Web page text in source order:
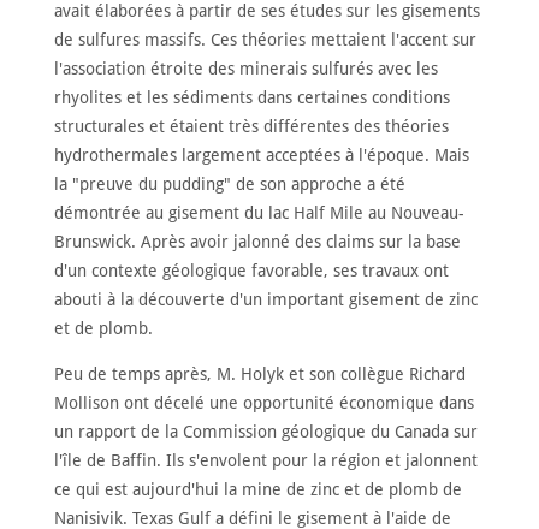
avait élaborées à partir de ses études sur les gisements
de sulfures massifs. Ces théories mettaient l'accent sur
l'association étroite des minerais sulfurés avec les
rhyolites et les sédiments dans certaines conditions
structurales et étaient très différentes des théories
hydrothermales largement acceptées à l'époque. Mais
la "preuve du pudding" de son approche a été
démontrée au gisement du lac Half Mile au Nouveau-
Brunswick. Après avoir jalonné des claims sur la base
d'un contexte géologique favorable, ses travaux ont
abouti à la découverte d'un important gisement de zinc
et de plomb.
Peu de temps après, M. Holyk et son collègue Richard
Mollison ont décelé une opportunité économique dans
un rapport de la Commission géologique du Canada sur
l'île de Baffin. Ils s'envolent pour la région et jalonnent
ce qui est aujourd'hui la mine de zinc et de plomb de
Nanisivik. Texas Gulf a défini le gisement à l'aide de